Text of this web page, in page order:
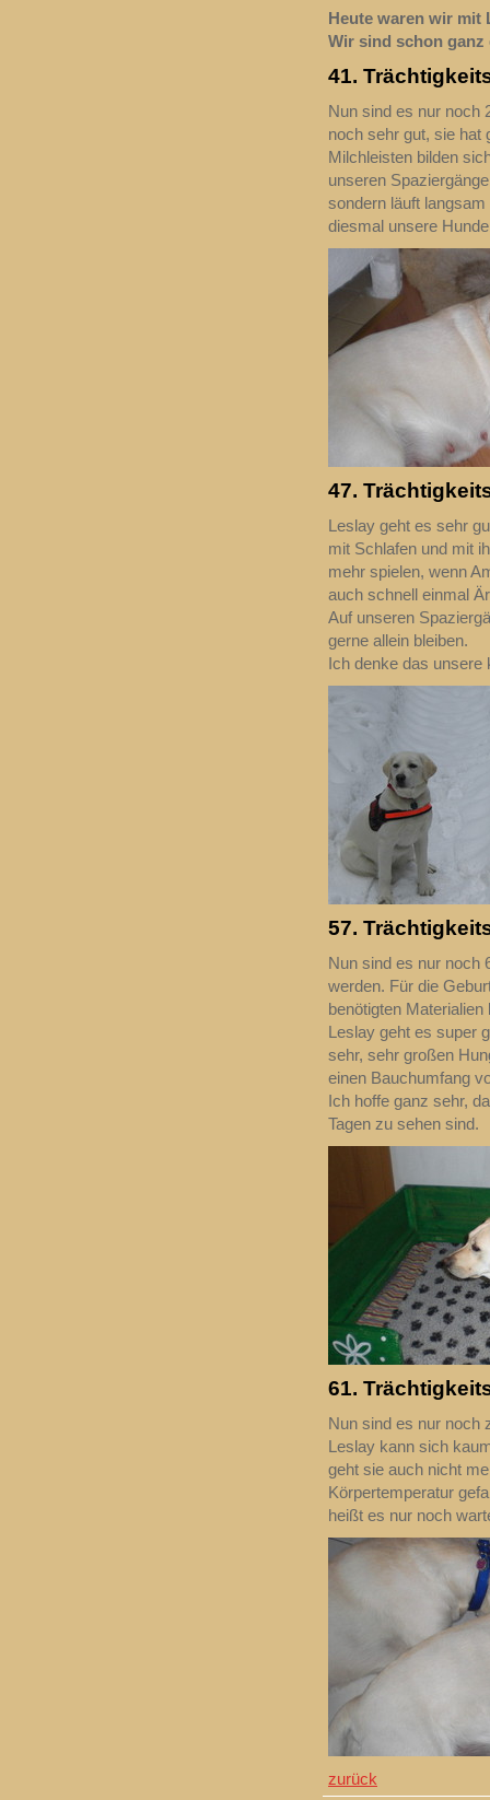
Heute waren wir mit
Wir sind schon ganz
41.
Nun sind es nur noch
noch sehr gut, sie hat
Milchleisten bilden
unseren
sondern läuft
diesmal unsere
47.
Leslay geht es sehr
mit Schlafen und mit
mehr spielen, wenn
auch schnell einmal
Auf unseren
gerne allein bleiben.
Ich denke das unsere
57.
Nun sind es nur noch
werden. Für die
benötigten
Leslay geht es super
sehr, sehr großen
einen Bauchumfang
Ich hoffe ganz sehr,
Tagen zu sehen sind.
61.
Nun sind es nur noch
Leslay kann sich
geht sie auch nicht
Körpertemperatur
heißt es nur noch
zurück